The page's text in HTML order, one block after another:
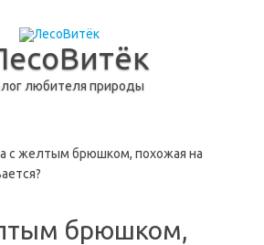
любителя природы
с желтым брюшком, похожая на
брюшком,